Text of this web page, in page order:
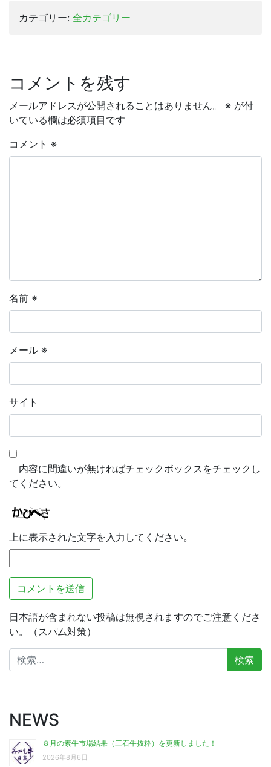
カテゴリー: 全カテゴリー
コメントを残す
メールアドレスが公開されることはありません。 ※ が付
いている欄は必須項目です
コメント ※
名前 ※
メール ※
サイト
内容に間違いが無ければチェックボックスをチェックし
てください。
上に表示された文字を入力してください。
日本語が含まれない投稿は無視されますのでご注意くださ
い。（スパム対策）
検
索:
NEWS
８月の素牛市場結果（三石牛抜粋）を更新しました！
2026年8月6日